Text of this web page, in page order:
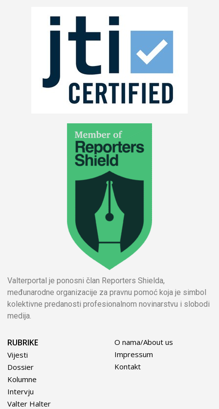
Valterportal je ponosni član Reporters Shielda,
međunarodne organizacije za pravnu pomoć koja je simbol
kolektivne predanosti profesionalnom novinarstvu i slobodi
medija.
RUBRIKE
Vijesti
Dossier
Kolumne
Intervju
Valter Halter
O nama/About us
Impressum
Kontakt